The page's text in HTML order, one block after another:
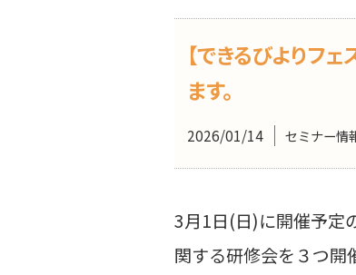
【できるびよりフ
ます。
2026/01/14 セミナー情
3月1日(日)に開催予定
関する研修会を３つ開